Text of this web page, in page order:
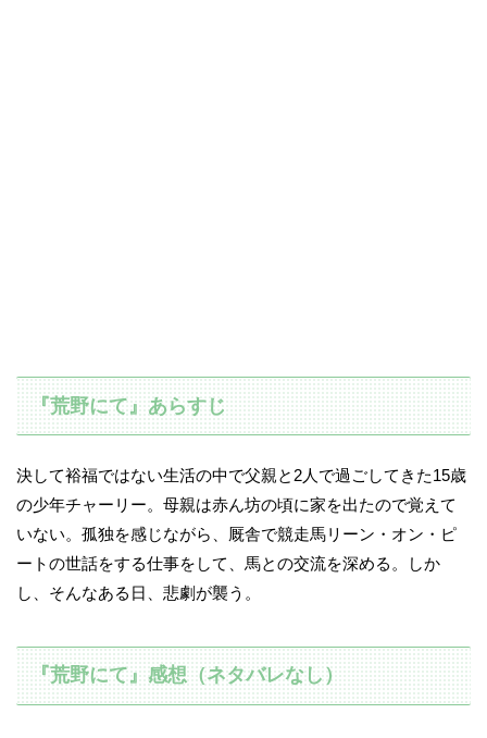
『荒野にて』あらすじ
決して裕福ではない生活の中で父親と2人で過ごしてきた15歳
の少年チャーリー。母親は赤ん坊の頃に家を出たので覚えて
いない。孤独を感じながら、厩舎で競走馬リーン・オン・ピ
ートの世話をする仕事をして、馬との交流を深める。しか
し、そんなある日、悲劇が襲う。
『荒野にて』感想（ネタバレなし）